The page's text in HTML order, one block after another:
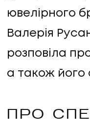
ювелірного
Валерія
розповіла
а також його
ПРО